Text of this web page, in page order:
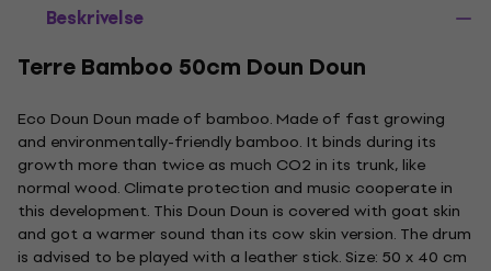
Beskrivelse
Terre Bamboo 50cm Doun Doun
Eco Doun Doun made of bamboo. Made of fast growing
and environmentally-friendly bamboo. It binds during its
growth more than twice as much CO2 in its trunk, like
normal wood. Climate protection and music cooperate in
this development. This Doun Doun is covered with goat skin
and got a warmer sound than its cow skin version. The drum
is advised to be played with a leather stick. Size: 50 x 40 cm